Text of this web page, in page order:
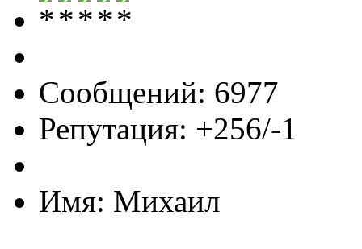
Сообщений: 6977
Репутация: +256/-1
Имя: Михаил